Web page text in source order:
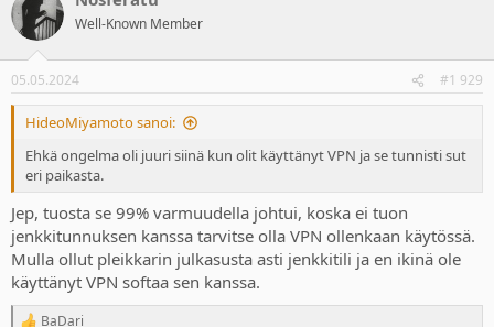
t
i
s
:
Well-Known Member
05.05.2024 #1 929
HideoMiyamoto sanoi:
Ehkä ongelma oli juuri siinä kun olit käyttänyt VPN ja se tunnisti sut
eri paikasta.
Jep, tuosta se 99% varmuudella johtui, koska ei tuon
jenkkitunnuksen kanssa tarvitse olla VPN ollenkaan käytössä.
Mulla ollut pleikkarin julkasusta asti jenkkitili ja en ikinä ole
käyttänyt VPN softaa sen kanssa.
BaDari